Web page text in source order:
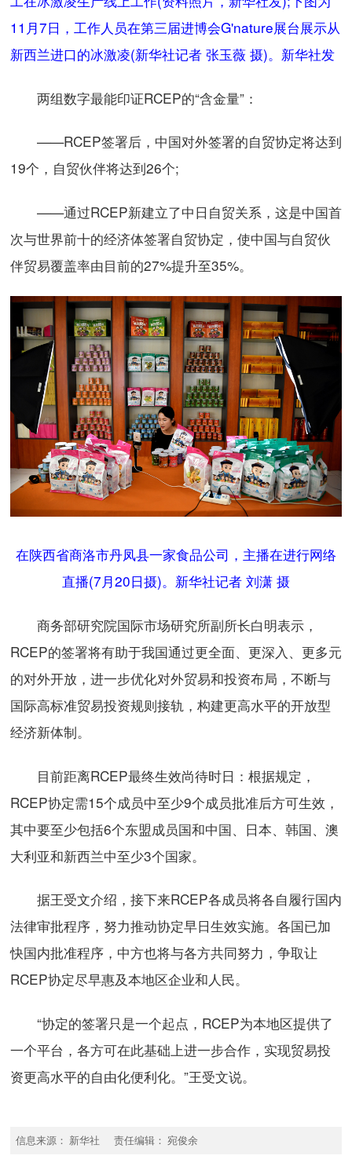
11月7日，工作人员在第三届进博会G'nature展台展示从
新西兰进口的冰激凌(新华社记者 张玉薇 摄)。新华社发
两组数字最能印证RCEP的“含金量”：
——RCEP签署后，中国对外签署的自贸协定将达到
19个，自贸伙伴将达到26个;
——通过RCEP新建立了中日自贸关系，这是中国首
次与世界前十的经济体签署自贸协定，使中国与自贸伙
伴贸易覆盖率由目前的27%提升至35%。
在陕西省商洛市丹凤县一家食品公司，主播在进行网络
直播(7月20日摄)。新华社记者 刘潇 摄
商务部研究院国际市场研究所副所长白明表示，
RCEP的签署将有助于我国通过更全面、更深入、更多元
的对外开放，进一步优化对外贸易和投资布局，不断与
国际高标准贸易投资规则接轨，构建更高水平的开放型
经济新体制。
目前距离RCEP最终生效尚待时日：根据规定，
RCEP协定需15个成员中至少9个成员批准后方可生效，
其中要至少包括6个东盟成员国和中国、日本、韩国、澳
大利亚和新西兰中至少3个国家。
据王受文介绍，接下来RCEP各成员将各自履行国内
法律审批程序，努力推动协定早日生效实施。各国已加
快国内批准程序，中方也将与各方共同努力，争取让
RCEP协定尽早惠及本地区企业和人民。
“协定的签署只是一个起点，RCEP为本地区提供了
一个平台，各方可在此基础上进一步合作，实现贸易投
资更高水平的自由化便利化。”王受文说。
信息来源： 新华社 责任编辑： 宛俊余